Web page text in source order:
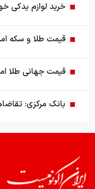
خرید لوازم یدکی
قیمت طلا و سکه امروز پنج
قیمت جهانی طلا امروز ۱۴۰۵/
بانک مرکزی:
کالابرگ سه دهک
هشدار تخلیه برای
تمام قدرت علیه حزب